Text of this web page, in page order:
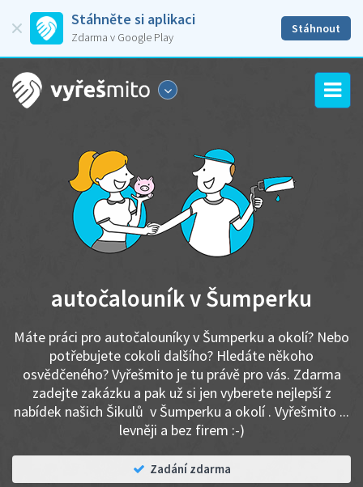
Stáhněte si aplikaci
Zdarma v Google Play
Stáhnout
autočalouník v Šumperku
Máte práci pro autočalouníky v Šumperku a okolí? Nebo
potřebujete cokoli dalšího? Hledáte někoho
osvědčeného? Vyřešmito je tu právě pro vás. Zdarma
zadejte zakázku a pak už si jen vyberete nejlepší z
nabídek našich Šikulů v Šumperku a okolí . Vyřešmito ...
levněji a bez firem :-)
Zadání zdarma